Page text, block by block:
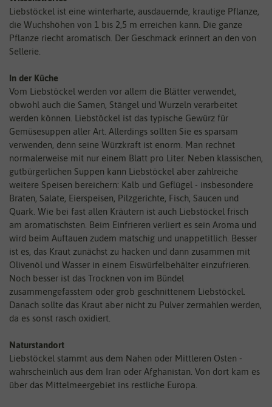
Liebstöckel ist eine winterharte, ausdauernde, krautige Pflanze,
die Wuchshöhen von 1 bis 2,5 m erreichen kann. Die ganze
Pflanze riecht aromatisch. Der Geschmack erinnert an den von
Sellerie.
In der Küche
Vom Liebstöckel werden vor allem die Blätter verwendet,
obwohl auch die Samen, Stängel und Wurzeln verarbeitet
werden können. Liebstöckel ist das typische Gewürz für
Gemüsesuppen aller Art. Allerdings sollten Sie es sparsam
verwenden, denn seine Würzkraft ist enorm. Man rechnet
normalerweise mit nur einem Blatt pro Liter. Neben klassischen,
gutbürgerlichen Suppen kann Liebstöckel aber zahlreiche
weitere Speisen bereichern: Kalb und Geflügel - insbesondere
Braten, Salate, Eierspeisen, Pilzgerichte, Fisch, Saucen und
Quark. Wie bei fast allen Kräutern ist auch Liebstöckel frisch
am aromatischsten. Beim Einfrieren verliert es sein Aroma und
wird beim Auftauen zudem matschig und unappetitlich. Besser
ist es, das Kraut zunächst zu hacken und dann zusammen mit
Olivenöl und Wasser in einem Eiswürfelbehälter einzufrieren.
Noch besser ist das Trocknen von im Bündel
zusammengefasstem oder grob geschnittenem Liebstöckel.
Danach sollte das Kraut aber nicht zu Pulver zermahlen werden,
da es sonst rasch oxidiert.
Naturstandort
Liebstöckel stammt aus dem Nahen oder Mittleren Osten -
wahrscheinlich aus dem Iran oder Afghanistan. Von dort kam es
über das Mittelmeergebiet ins restliche Europa.